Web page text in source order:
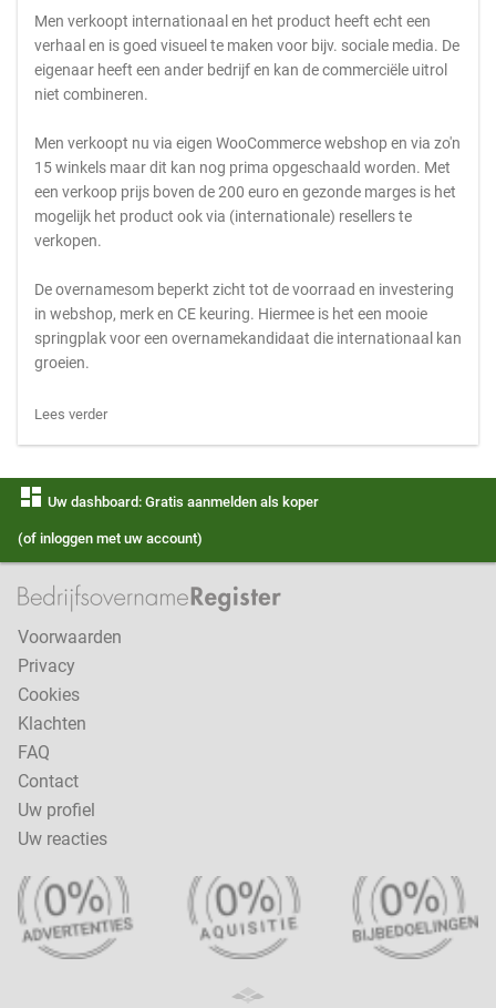
Men verkoopt internationaal en het product heeft echt een
verhaal en is goed visueel te maken voor bijv. sociale media. De
eigenaar heeft een ander bedrijf en kan de commerciële uitrol
niet combineren.
Men verkoopt nu via eigen WooCommerce webshop en via zo'n
15 winkels maar dit kan nog prima opgeschaald worden. Met
een verkoop prijs boven de 200 euro en gezonde marges is het
mogelijk het product ook via (internationale) resellers te
verkopen.
De overnamesom beperkt zicht tot de voorraad en investering
in webshop, merk en CE keuring. Hiermee is het een mooie
springplak voor een overnamekandidaat die internationaal kan
groeien.
Lees verder
dashboard Uw dashboard: Gratis aanmelden als koper
(of inloggen met uw account)
Voorwaarden
Privacy
Cookies
Klachten
FAQ
Contact
Uw profiel
Uw reacties